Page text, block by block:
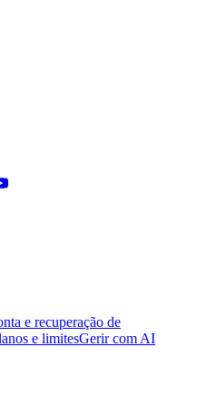
e recuperação de
e limitesGerir com AI